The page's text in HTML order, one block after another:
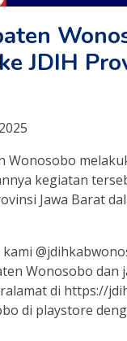
JDIH
Wonosobo
kegiatan
Jawa Barat
Wonosobo
di https://
di playstore